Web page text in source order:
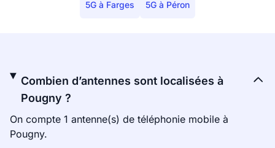
5G à Farges 5G à Péron
Combien d’antennes sont localisées à
Pougny ?
On compte 1 antenne(s) de téléphonie mobile à
Pougny.